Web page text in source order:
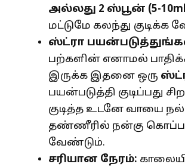
அல்லது 2 ஸ்பூன் (5-
மட்டுமே கலந்து குடிக்க
ஸ்ட்ரா
பற்களின் எனாமல்
இருக்க இதனை ஒரு
பயன்படுத்தி குடிப்பது
குடித்த உடனே வாயை
தண்ணீரில் நன்கு
வேண்டும்.
சரியான நேரம்: